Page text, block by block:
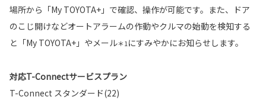
場所から「My TOYOTA+」で確認、操作が可能です。また、ドア
のこじ開けなどオートアラームの作動やクルマの始動を検知する
と「My TOYOTA+」やメール＊1 にすみやかにお知らせします。
対応T-Connectサービスプラン
T-Connect スタンダード(22)